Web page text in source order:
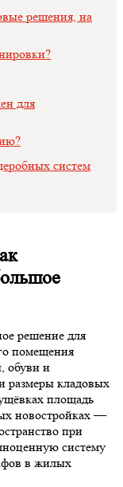
решения, на
для
систем
решение для
помещения
обуви и
размеры кладовых
площадь
новостройках —
при
систему
в жилых